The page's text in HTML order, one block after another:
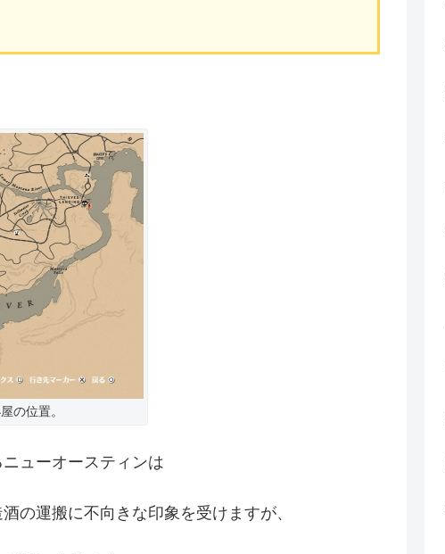
の位置。
ューオースティンは
の運搬に不向きな印象を受けますが、